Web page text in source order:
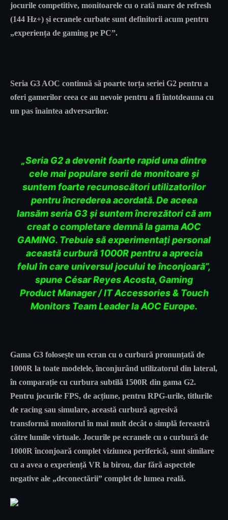
jocurile competitive, monitoarele cu o rată mare de refresh
(144 Hz+) și ecranele curbate sunt definitorii acum pentru
„experiența de gaming pe PC”.
Seria G3 AOC continuă să poarte torța seriei G2 pentru a
oferi gamerilor ceea ce au nevoie pentru a fi întotdeauna cu
un pas înaintea adversarilor.
„Seria G2 a devenit foarte rapid una dintre
cele mai populare serii de monitoare și
suntem foarte recunoscători utilizatorilor
pentru încrederea acordată. De aceea
lansăm seria G3 și suntem încrezători că am
creat o completare demnă la gama AOC
GAMING. Trebuie să experimentați personal
această curbură 1000R pentru a aprecia
felul în care universul jocului te înconjoară”,
spune César Reyes Acosta, Gaming
Product Manager / IT Accessories & Touch
Monitors Team Leader la AOC Europe.
Gama G3 folosește un ecran cu o curbură pronunțată de
1000R la toate modelele, înconjurând utilizatorul din lateral,
în comparație cu curbura subtilă 1500R din gama G2.
Pentru jocurile FPS, de acțiune, pentru RPG-urile, titlurile
de racing sau simulare, această curbură agresivă
transformă monitorul în mai mult decât o simplă fereastră
către lumile virtuale. Jocurile pe ecranele cu o curbură de
1000R înconjoară complet viziunea periferică, sunt similare
cu a avea o experiență VR la birou, dar fără aspectele
negative ale „deconectării” complet de lumea reală.